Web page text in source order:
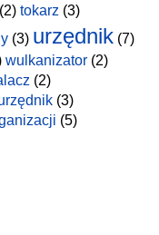
(2) tokarz (3)
(3) urzędnik (7)
wulkanizator (2)
(2)
(3)
(5)